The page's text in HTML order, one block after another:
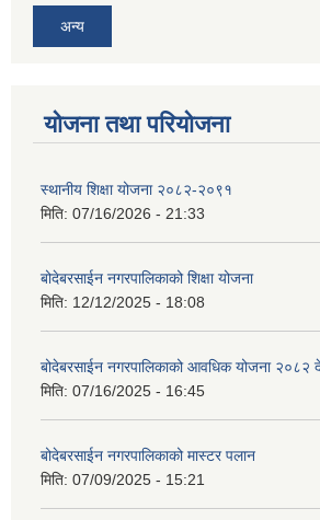
अन्य
योजना तथा परियोजना
स्थानीय शिक्षा योजना २०८२-२०९१
मिति: 07/16/2026 - 21:33
बोदेबरसाईन नगरपालिकाको शिक्षा योजना
मिति: 12/12/2025 - 18:08
बोदेबरसाईन नगरपालिकाको आवधिक योजना
मिति: 07/16/2025 - 16:45
बोदेबरसाईन नगरपालिकाको मास्टर पलान
मिति: 07/09/2025 - 15:21